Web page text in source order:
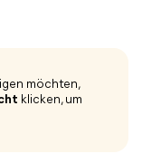
möchten,
klicken, um